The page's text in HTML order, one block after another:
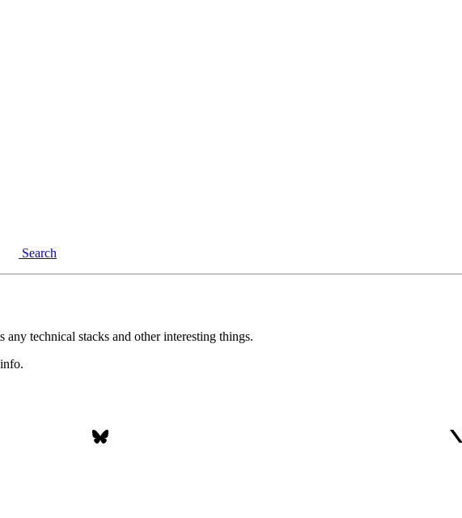
Search
technical stacks and other interesting things.